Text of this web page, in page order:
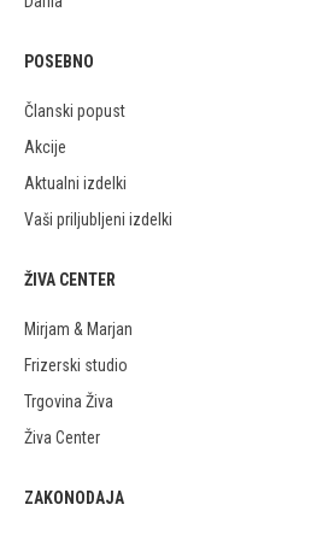
POSEBNO
Članski popust
Akcije
Aktualni izdelki
Vaši priljubljeni izdelki
ŽIVA CENTER
Mirjam & Marjan
Frizerski studio
Trgovina Živa
Živa Center
ZAKONODAJA